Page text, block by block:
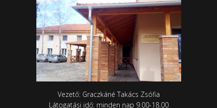
Vezető: Graczkáné Takács Zsófia
Látogatási idő: minden nap 9.00-18.00